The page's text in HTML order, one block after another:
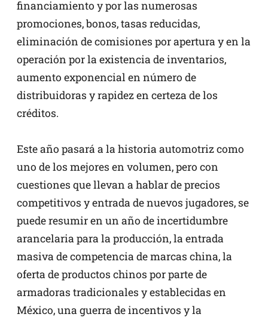
financiamiento y por las numerosas
promociones, bonos, tasas reducidas,
eliminación de comisiones por apertura y en la
operación por la existencia de inventarios,
aumento exponencial en número de
distribuidoras y rapidez en certeza de los
créditos.
Este año pasará a la historia automotriz como
uno de los mejores en volumen, pero con
cuestiones que llevan a hablar de precios
competitivos y entrada de nuevos jugadores, se
puede resumir en un año de incertidumbre
arancelaria para la producción, la entrada
masiva de competencia de marcas china, la
oferta de productos chinos por parte de
armadoras tradicionales y establecidas en
México, una guerra de incentivos y la